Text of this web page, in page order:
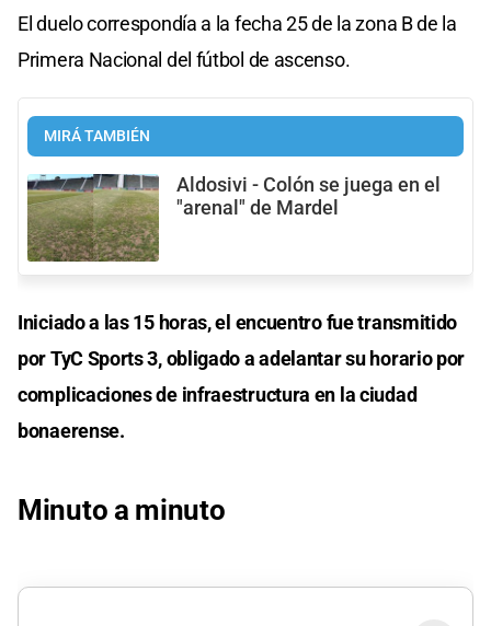
El duelo correspondía a la fecha 25 de la zona B de la
Primera Nacional del fútbol de ascenso.
MIRÁ TAMBIÉN
Aldosivi - Colón se juega en el
"arenal" de Mardel
Iniciado a las 15 horas, el encuentro fue transmitido
por TyC Sports 3, obligado a adelantar su horario por
complicaciones de infraestructura en la ciudad
bonaerense.
Minuto a minuto